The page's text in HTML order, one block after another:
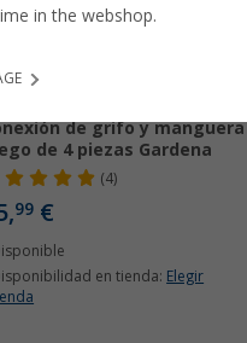
de grifo y manguera
de 4 piezas Gardena
(4)
99€
en tienda: Elegir
in the webshop.